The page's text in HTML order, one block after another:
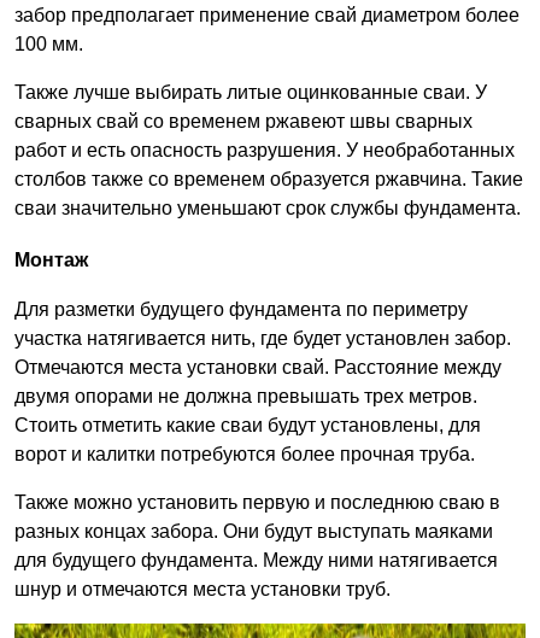
забор предполагает применение свай диаметром более
100 мм.
Также лучше выбирать литые оцинкованные сваи. У
сварных свай со временем ржавеют швы сварных
работ и есть опасность разрушения. У необработанных
столбов также со временем образуется ржавчина. Такие
сваи значительно уменьшают срок службы фундамента.
Монтаж
Для разметки будущего фундамента по периметру
участка натягивается нить, где будет установлен забор.
Отмечаются места установки свай. Расстояние между
двумя опорами не должна превышать трех метров.
Стоить отметить какие сваи будут установлены, для
ворот и калитки потребуются более прочная труба.
Также можно установить первую и последнюю сваю в
разных концах забора. Они будут выступать маяками
для будущего фундамента. Между ними натягивается
шнур и отмечаются места установки труб.